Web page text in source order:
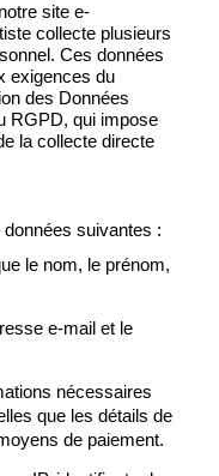
site e-
collecte plusieurs
Ces données
exigences du
des Données
RGPD, qui impose
la collecte directe
suivantes :
le nom, le prénom,
e-mail et le
nécessaires
que les détails de
de paiement.